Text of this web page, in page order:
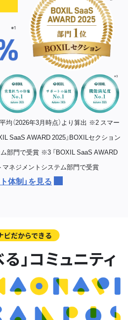
（2026年3月時点）より算出 ※2 スマー
SaaS AWARD 2025」BOXILセクション
部門で受賞 ※3 「BOXIL SaaS AWARD
マネジメントシステム部門で受賞
体制」を見る
ビだからできる
」コミュニティ